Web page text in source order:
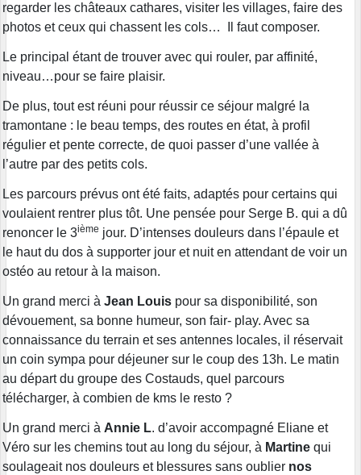
regarder les châteaux cathares, visiter les villages, faire des
photos et ceux qui chassent les cols… Il faut composer.
Le principal étant de trouver avec qui rouler, par affinité,
niveau…pour se faire plaisir.
De plus, tout est réuni pour réussir ce séjour malgré la
tramontane : le beau temps, des routes en état, à profil
régulier et pente correcte, de quoi passer d’une vallée à
l’autre par des petits cols.
Les parcours prévus ont été faits, adaptés pour certains qui
voulaient rentrer plus tôt. Une pensée pour Serge B. qui a dû
renoncer le 3ième jour. D’intenses douleurs dans l’épaule et
le haut du dos à supporter jour et nuit en attendant de voir un
ostéo au retour à la maison.
Un grand merci à Jean Louis pour sa disponibilité, son
dévouement, sa bonne humeur, son fair- play. Avec sa
connaissance du terrain et ses antennes locales, il réservait
un coin sympa pour déjeuner sur le coup des 13h. Le matin
au départ du groupe des Costauds, quel parcours
télécharger, à combien de kms le resto ?
Un grand merci à Annie L. d’avoir accompagné Eliane et
Véro sur les chemins tout au long du séjour, à Martine qui
soulageait nos douleurs et blessures sans oublier nos